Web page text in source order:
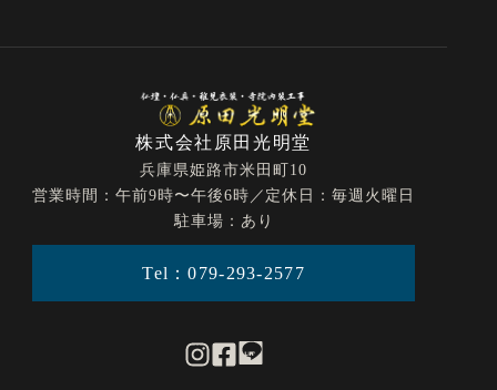
株式会社原田光明堂
兵庫県姫路市米田町10
営業時間：午前9時〜午後6時／定休日：毎週火曜日
駐車場：あり
Tel：079-293-2577